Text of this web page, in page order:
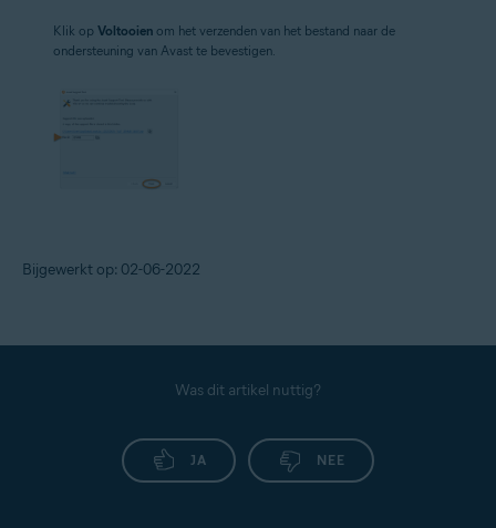
Klik op Voltooien om het verzenden van het bestand naar de
ondersteuning van Avast te bevestigen.
Bijgewerkt op: 02-06-2022
Was dit artikel nuttig?
JA NEE